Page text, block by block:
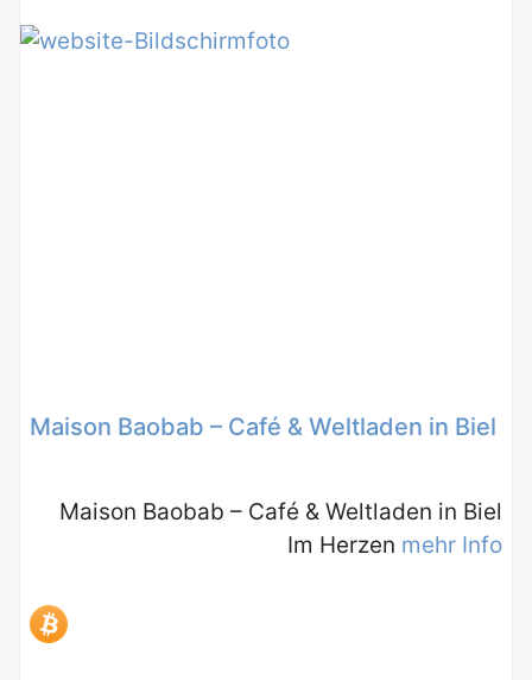
Maison Baobab – Café & Weltladen in Biel
Maison Baobab – Café & Weltladen in Biel
Im Herzen mehr Info